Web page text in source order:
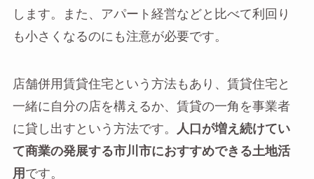
します。また、アパート経営などと比べて利回り
も小さくなるのにも注意が必要です。
店舗併用賃貸住宅という方法もあり、賃貸住宅と
一緒に自分の店を構えるか、賃貸の一角を事業者
に貸し出すという方法です。
人口が増え続けてい
て商業の発展する市川市におすすめできる土地活
用 です。